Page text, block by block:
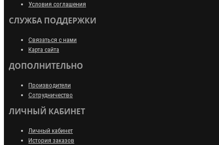
Условия соглашения
СЛУЖБА ПОДДЕРЖКИ
Связаться с нами
Карта сайта
ДОПОЛНИТЕЛЬНО
Производители
Сотрудничество
ЛИЧНЫЙ КАБИНЕТ
Личный кабинет
История заказов